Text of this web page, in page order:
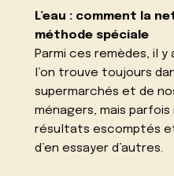
L’eau : comment la
méthode spéciale
Parmi ces remèdes, il
l’on trouve toujours
supermarchés et de
ménagers, mais
résultats escomptés
d’en essayer d’autres.